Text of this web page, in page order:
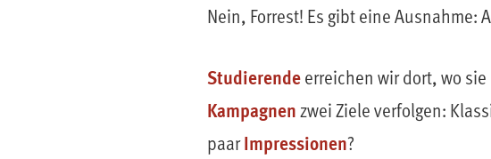
Nein, Forrest! Es gibt eine Ausnahme:
Studierendeerreichen wir dort, wo
Kampagnenzwei Ziele verfolgen:
paarImpressionen?